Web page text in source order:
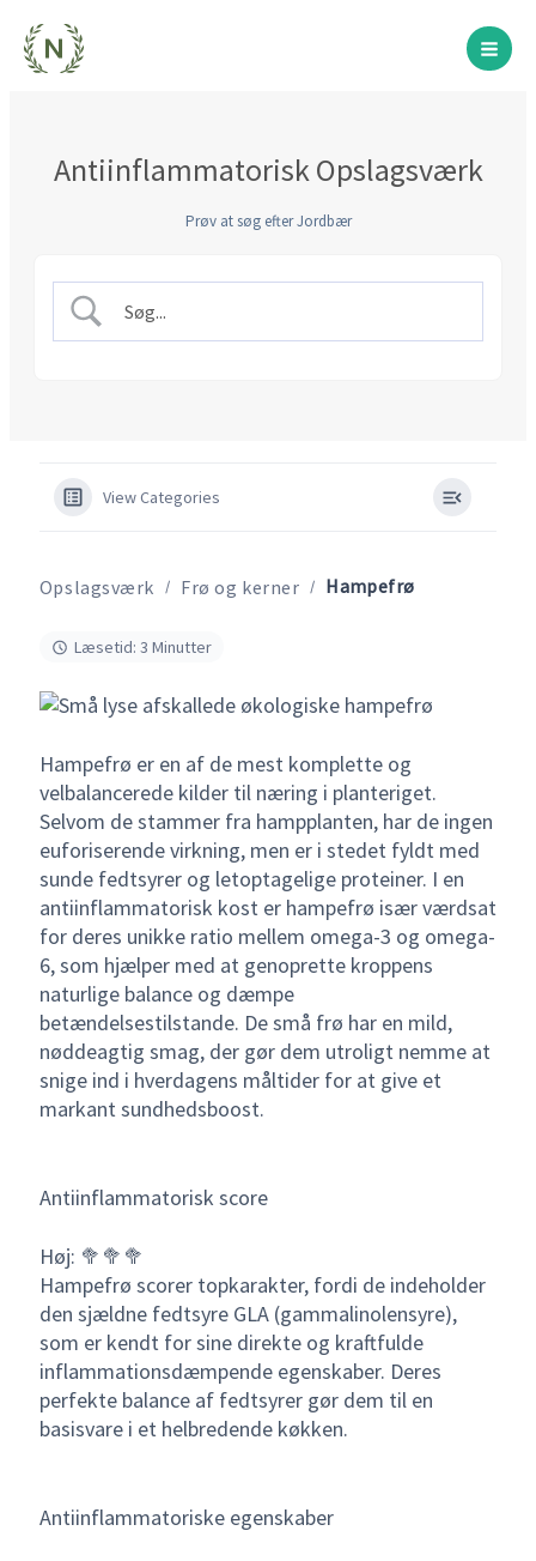
indholdet
Antiinflammatorisk Opslagsværk
Prøv at søg efter Jordbær
View Categories
Opslagsværk Frø og kerner Hampefrø
Læsetid: 3 Minutter
Hampefrø er en af de mest komplette og
velbalancerede kilder til næring i planteriget.
Selvom de stammer fra hampplanten, har de ingen
euforiserende virkning, men er i stedet fyldt med
sunde fedtsyrer og letoptagelige proteiner. I en
antiinflammatorisk kost er hampefrø især værdsat
for deres unikke ratio mellem omega-3 og omega-
6, som hjælper med at genoprette kroppens
naturlige balance og dæmpe
betændelsestilstande. De små frø har en mild,
nøddeagtig smag, der gør dem utroligt nemme at
snige ind i hverdagens måltider for at give et
markant sundhedsboost.
Antiinflammatorisk score
Høj: 🥦🥦🥦
Hampefrø scorer topkarakter, fordi de indeholder
den sjældne fedtsyre GLA (gammalinolensyre),
som er kendt for sine direkte og kraftfulde
inflammationsdæmpende egenskaber. Deres
perfekte balance af fedtsyrer gør dem til en
basisvare i et helbredende køkken.
Antiinflammatoriske egenskaber